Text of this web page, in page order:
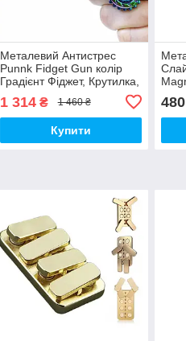
Металевий Антистрес
Punnk Fidget Gun колір
Градієнт Фіджет, Крутилка,
1 314₴ 1 460 ₴
Купити
480